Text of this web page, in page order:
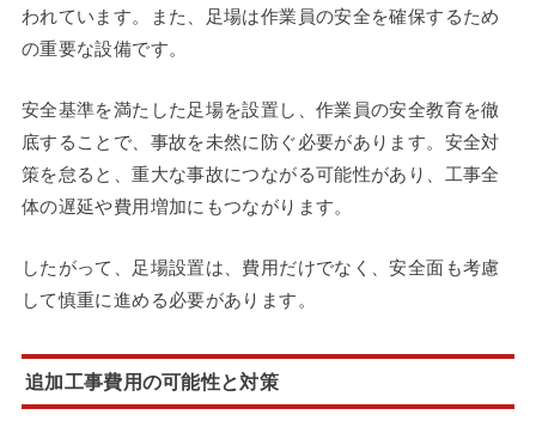
われています。また、足場は作業員の安全を確保するため
の重要な設備です。
安全基準を満たした足場を設置し、作業員の安全教育を徹
底することで、事故を未然に防ぐ必要があります。安全対
策を怠ると、重大な事故につながる可能性があり、工事全
体の遅延や費用増加にもつながります。
したがって、足場設置は、費用だけでなく、安全面も考慮
して慎重に進める必要があります。
追加工事費用の可能性と対策